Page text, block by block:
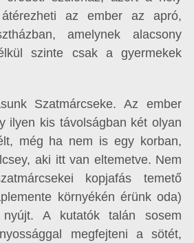
az ember az apró,
amelynek alacsony
szinte csak a gyermekek
Szatmárcseke. Az ember
ilyen kis távolságban két olyan
még ha nem is egy korban,
aki itt van eltemetve. Nem
kopjafás temető
környékén érünk oda)
nyújt. A kutatók talán sosem
megfejteni a sötét,